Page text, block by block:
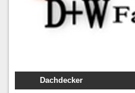
Dachdecker